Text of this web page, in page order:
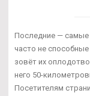
Последние — самые
часто не
зовёт их
него 50-
Посетителям